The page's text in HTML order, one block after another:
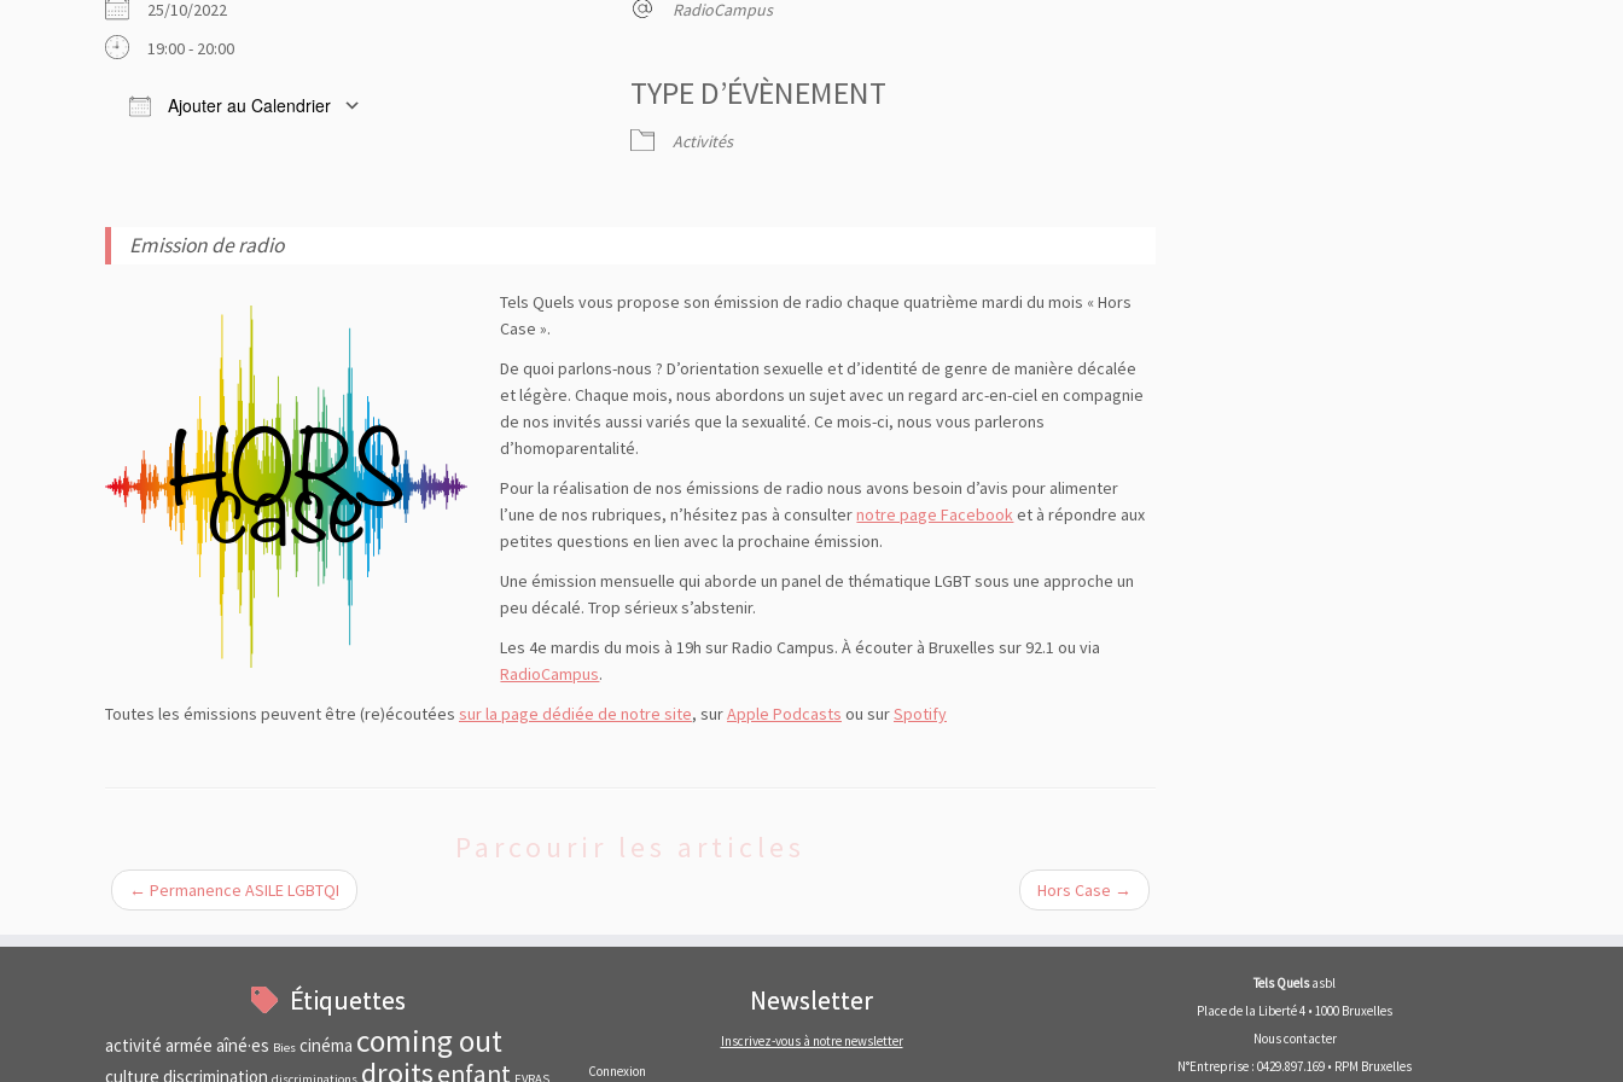
25/10/2022
19:00 - 20:00
Ajouter au Calendrier
RadioCampus
TYPE D’ÉVÈNEMENT
Activités
Emission de radio
Tels Quels vous propose son émission de radio chaque quatrième mardi du mois « Hors
Case ».
De quoi parlons-nous ? D’orientation sexuelle et d’identité de genre de manière décalée
et légère. Chaque mois, nous abordons un sujet avec un regard arc-en-ciel en compagnie
de nos invités aussi variés que la sexualité. Ce mois-ci, nous vous parlerons
d’homoparentalité.
Pour la réalisation de nos émissions de radio nous avons besoin d’avis pour alimenter
l’une de nos rubriques, n’hésitez pas à consulternotre page Facebooket à répondre aux
petites questions en lien avec la prochaine émission.
Une émission mensuelle qui aborde un panel de thématique LGBT sous une approche un
peu décalé. Trop sérieux s’abstenir.
Les 4e mardis du mois à 19h sur Radio Campus. À écouter à Bruxelles sur 92.1 ou via
RadioCampus.
Toutes les émissions peuvent être (re)écoutées sur la page dédiée de notre site, surApple Podcasts ou surSpotify
Parcourir les articles
← Permanence ASILE LGBTQI Hors Case →
Étiquettes
activité armée aîné·es Bies cinéma coming out
culture discrimination droitsenfant
Newsletter
Inscrivez-vous à notre newsletter
Connexion
Tels Quelsasbl
Place de la Liberté 4 • 1000 Bruxelles
Nous contacter
N°Entreprise : 0429.897.169 • RPM Bruxelles